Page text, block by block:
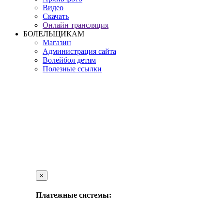
Видео
Скачать
Онлайн трансляция
БОЛЕЛЬЩИКАМ
Магазин
Администрация сайта
Волейбол детям
Полезные ссылки
×
Платежные системы: